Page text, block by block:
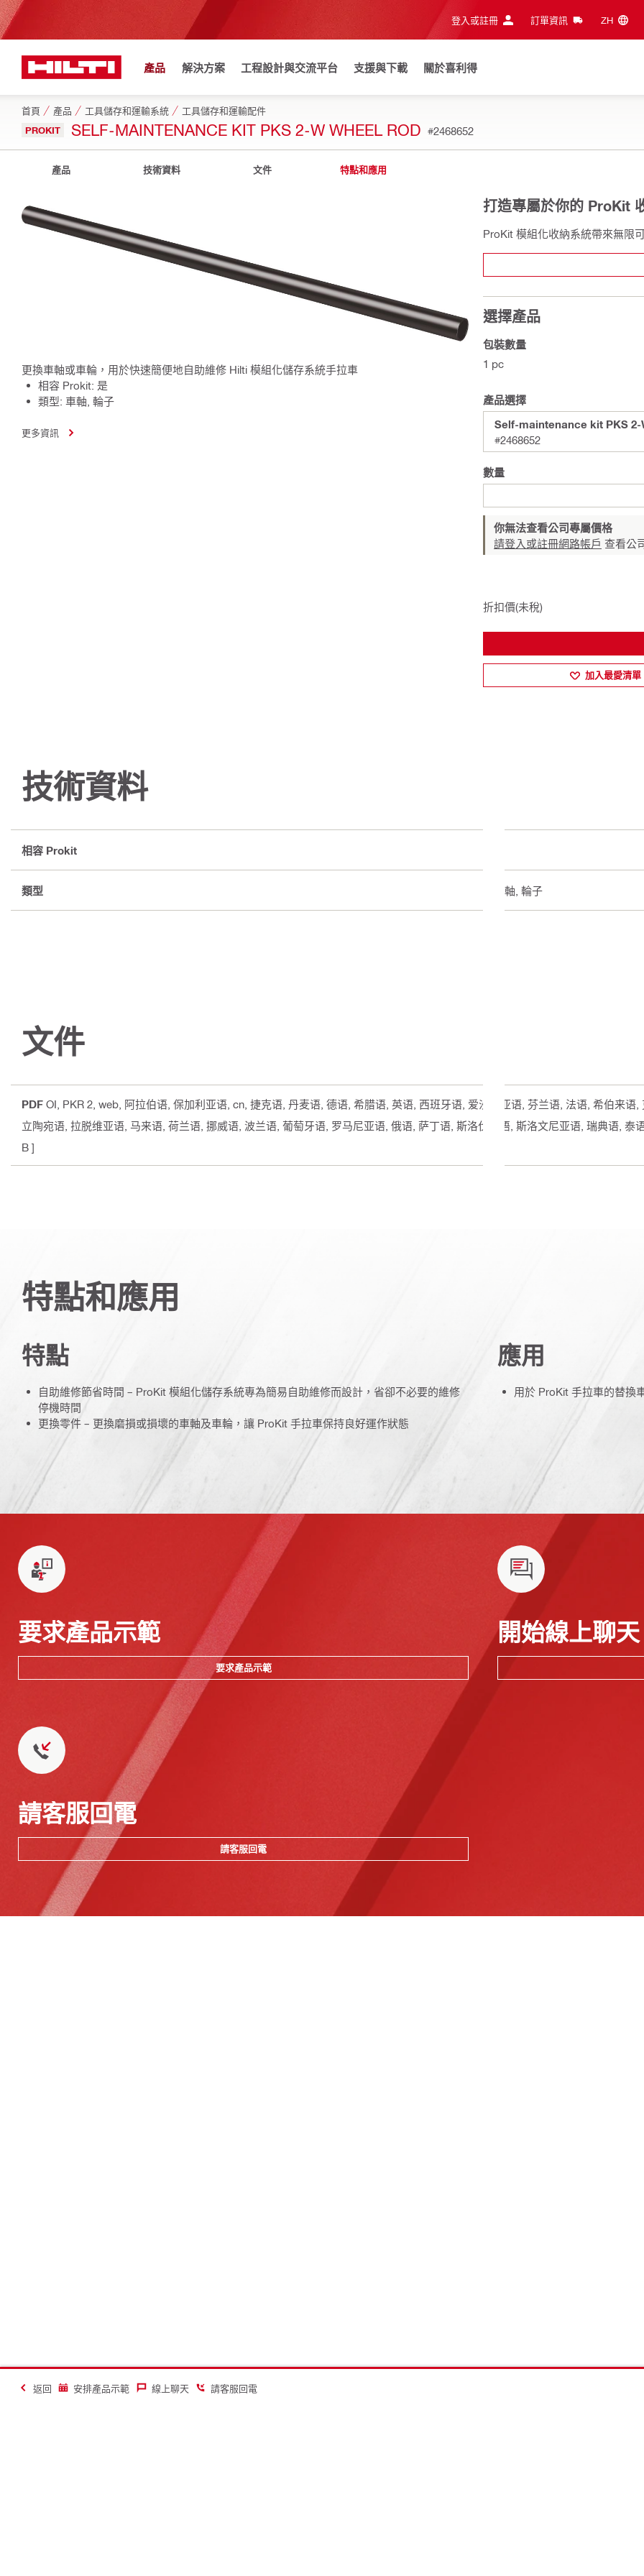
登入或註冊 訂單資訊 ZH‎
產品 解決方案 工程設計與交流平台 支援與下載 關於喜利得
首頁 產品 工具儲存和運輸系統 工具儲存和運輸配件
PROKIT SELF-MAINTENANCE KIT PKS 2-W WHEEL ROD #2468652
產品 技術資料 文件 特點和應用
更換車軸或車輪，用於快速簡便地自助維修 Hilti 模組化儲存系統手拉車
相容 Prokit: 是
類型: 車軸, 輪子
更多資訊
打造專屬於你的 ProKit
ProKit 模組化收納系統帶來無限
選擇產品
包裝數量
1 pc
產品選擇
Self-maintenance kit PKS 2-
#2468652
數量
你無法查看公司專屬價格
請登入或註冊網路帳戶 查看公
折扣價(未稅)
加入最愛清單
技術資料
相容 Prokit
類型 車軸, 輪子
文件
PDF OI, PKR 2, web , 阿拉伯语, 保加利亚语, cn, 捷克语, 丹麦语, 德语, 希腊语, 英语, 西班牙语, 爱沙尼亚语, 芬兰语, 法语, 希伯来
立陶宛语, 拉脱维亚语, 马来语, 荷兰语, 挪威语, 波兰语, 葡萄牙语, 罗马尼亚语, 俄语, 萨丁语, 斯洛伐克语, 斯洛文尼亚语, 瑞典语, 泰
B ]
特點和應用
特點
自助維修節省時間 – ProKit 模組化儲存系統專為簡易自助維修而設計，省卻不必要的維修
停機時間
更換零件 – 更換磨損或損壞的車軸及車輪，讓 ProKit 手拉車保持良好運作狀態
應用
用於 ProKit 手拉車的替換
要求產品示範
要求產品示範
開始線上聊天
請客服回電
請客服回電
返回 安排產品示範 線上聊天 請客服回電